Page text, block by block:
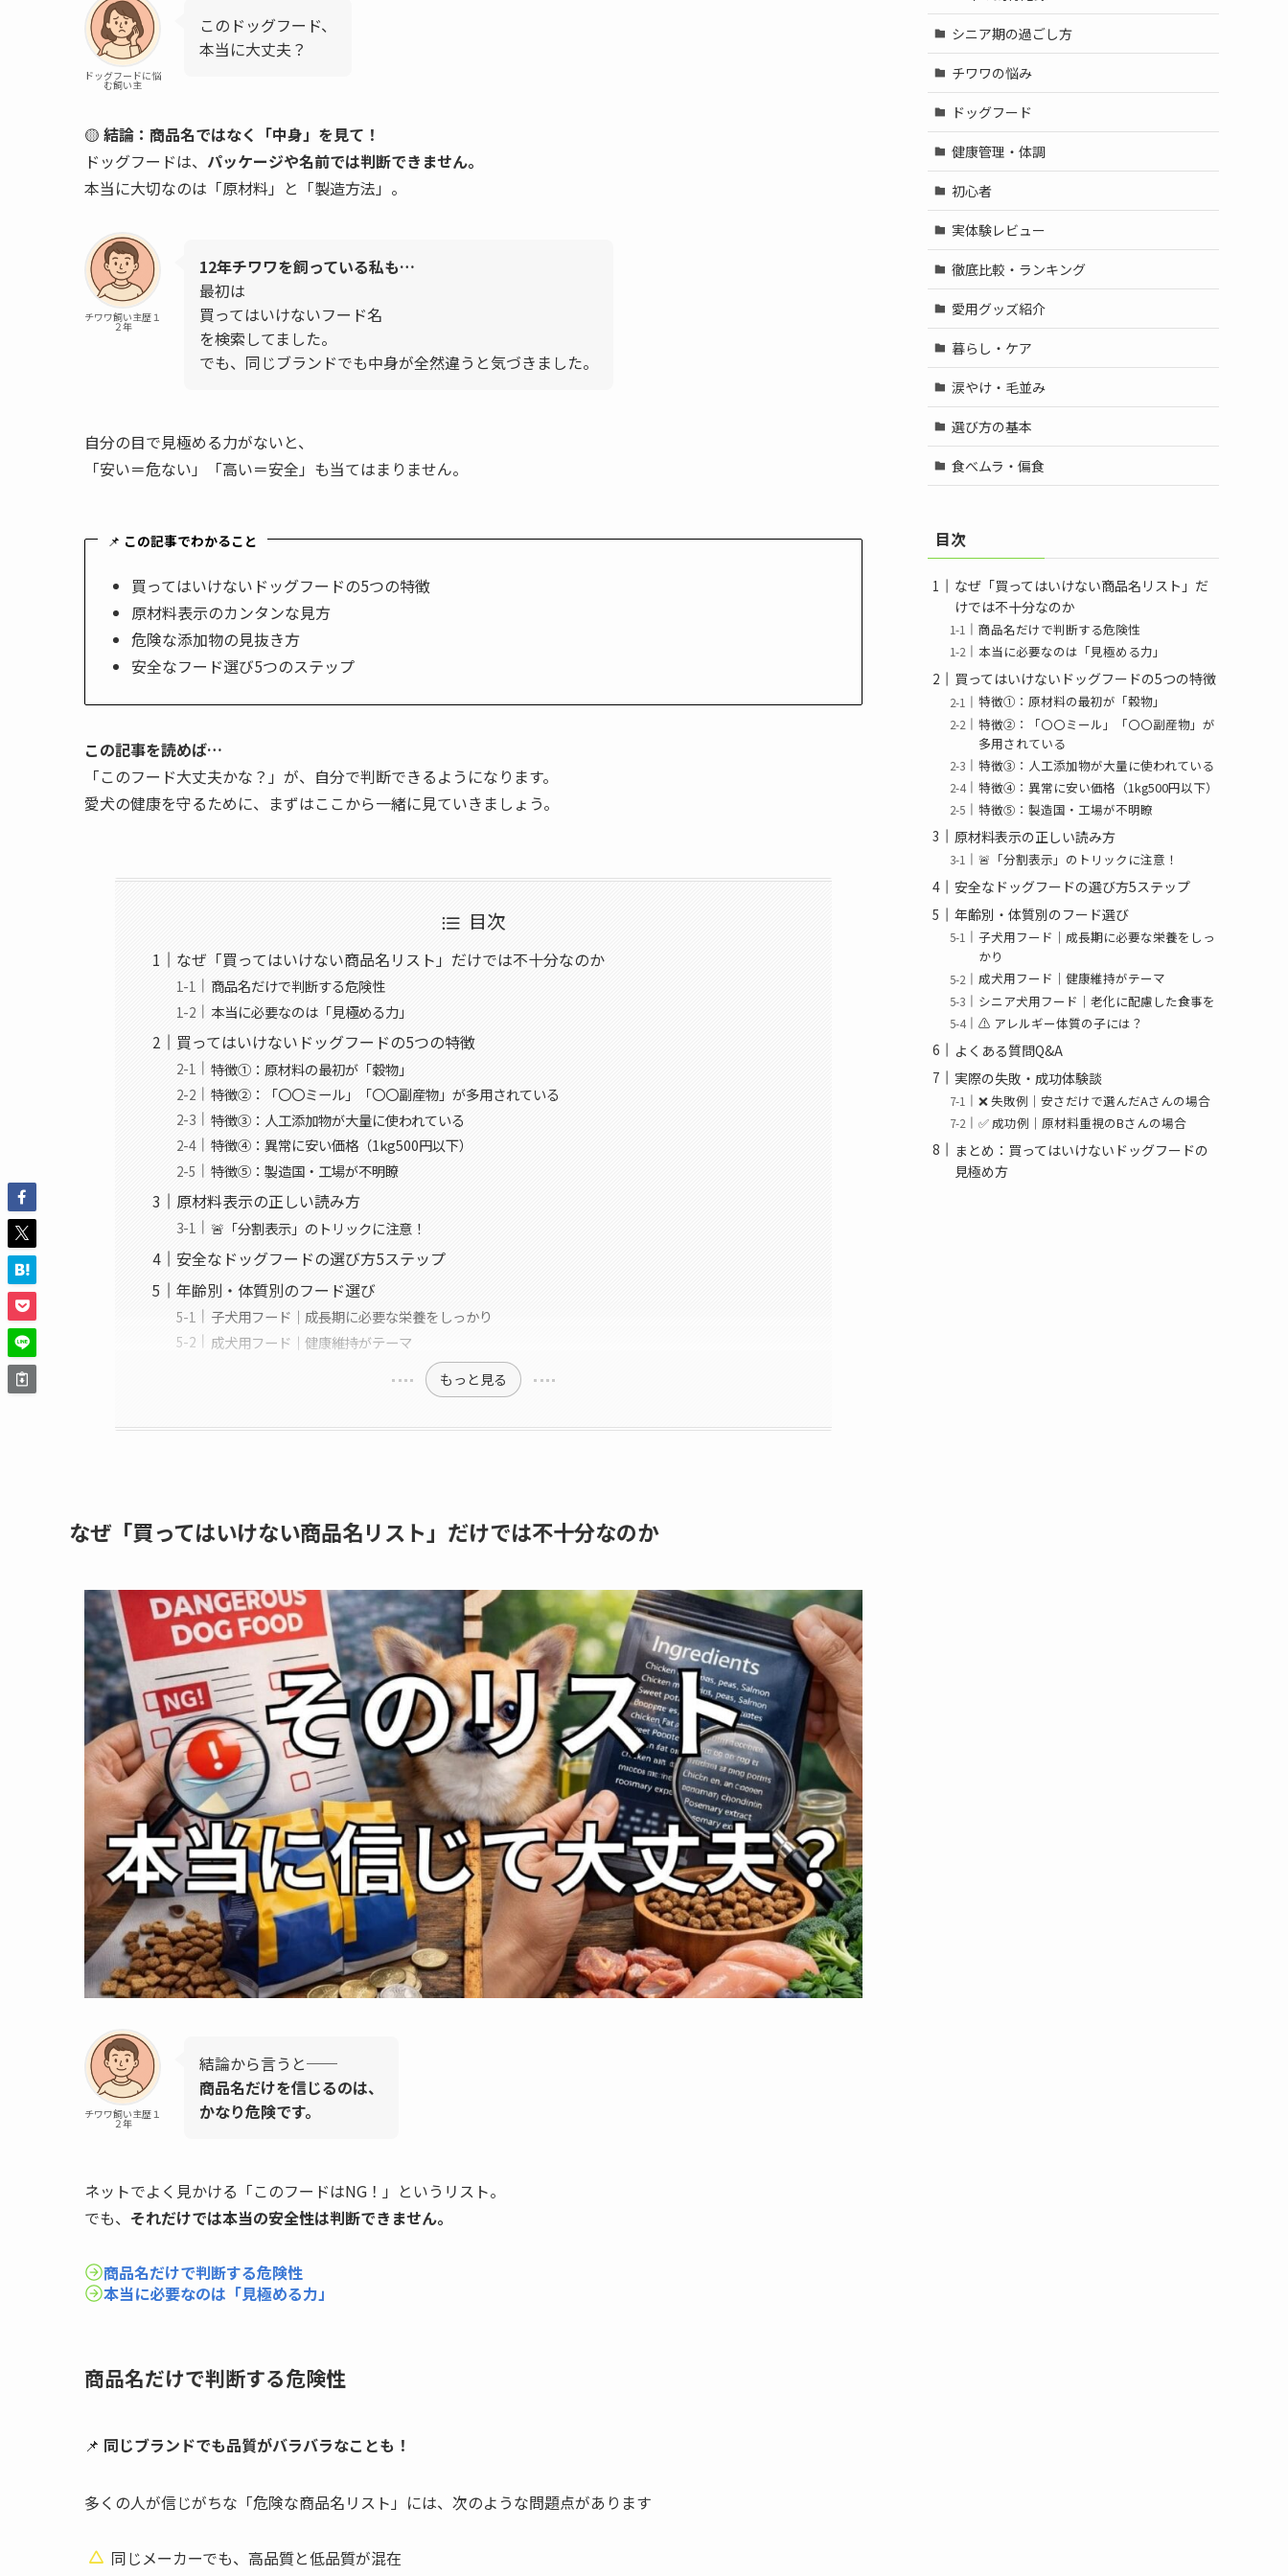
ドッグフードに悩
む飼い主
このドッグフード、
本当に大丈夫？
🟡 結論：商品名ではなく「中身」を見て！
ドッグフードは、 パッケージや名前では判断できません。
本当に大切なのは「原材料」と「製造方法」。
チワワ飼い主歴１
２年
12年チワワを飼っている私も…
最初は
買ってはいけないフード名
を検索してました。
でも、同じブランドでも中身が全然違うと気づきました。
自分の目で見極める力がないと、
「安い＝危ない」「高い＝安全」も当てはまりません。
📌 この記事でわかること
買ってはいけないドッグフードの5つの特徴
原材料表示のカンタンな見方
危険な添加物の見抜き方
安全なフード選び5つのステップ
この記事を読めば…
「このフード大丈夫かな？」が、自分で判断できるようになります。
愛犬の健康を守るために、まずはここから一緒に見ていきましょう。
目次
なぜ「買ってはいけない商品名リスト」だけでは不十分なのか
商品名だけで判断する危険性
本当に必要なのは「見極める力」
買ってはいけないドッグフードの5つの特徴
特徴①：原材料の最初が「穀物」
特徴②：「〇〇ミール」「〇〇副産物」が多用されている
特徴③：人工添加物が大量に使われている
特徴④：異常に安い価格（1kg500円以下）
特徴⑤：製造国・工場が不明瞭
原材料表示の正しい読み方
🚨「分割表示」のトリックに注意！
安全なドッグフードの選び方5ステップ
年齢別・体質別のフード選び
子犬用フード｜成長期に必要な栄養をしっかり
成犬用フード｜健康維持がテーマ
もっと見る
なぜ「買ってはいけない商品名リスト」だけでは不十分なのか
チワワ飼い主歴１
２年
結論から言うと──
商品名だけを信じるのは、
かなり危険です。
ネットでよく見かける「このフードはNG！」というリスト。
でも、 それだけでは本当の安全性は判断できません。
商品名だけで判断する危険性
本当に必要なのは「見極める力」
商品名だけで判断する危険性
📌 同じブランドでも品質がバラバラなことも！
多くの人が信じがちな「危険な商品名リスト」には、次のような問題点があります
同じメーカーでも、高品質と低品質が混在
シニア期の過ごし方
チワワの悩み
ドッグフード
健康管理・体調
初心者
実体験レビュー
徹底比較・ランキング
愛用グッズ紹介
暮らし・ケア
涙やけ・毛並み
選び方の基本
食べムラ・偏食
目次
なぜ「買ってはいけない商品名リスト」だ
けでは不十分なのか
商品名だけで判断する危険性
本当に必要なのは「見極める力」
買ってはいけないドッグフードの5つの特徴
特徴①：原材料の最初が「穀物」
特徴②：「〇〇ミール」「〇〇副産物」が
多用されている
特徴③：人工添加物が大量に使われている
特徴④：異常に安い価格（1kg500円以下）
特徴⑤：製造国・工場が不明瞭
原材料表示の正しい読み方
🚨「分割表示」のトリックに注意！
安全なドッグフードの選び方5ステップ
年齢別・体質別のフード選び
子犬用フード｜成長期に必要な栄養をしっ
かり
成犬用フード｜健康維持がテーマ
シニア犬用フード｜老化に配慮した食事を
⚠️ アレルギー体質の子には？
よくある質問Q&A
実際の失敗・成功体験談
❌ 失敗例｜安さだけで選んだAさんの場合
✅ 成功例｜原材料重視のBさんの場合
まとめ：買ってはいけないドッグフードの
見極め方